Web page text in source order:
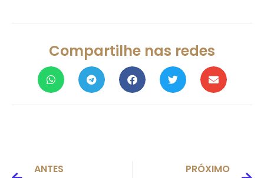
Compartilhe nas redes
ANTES PRÓXIMO